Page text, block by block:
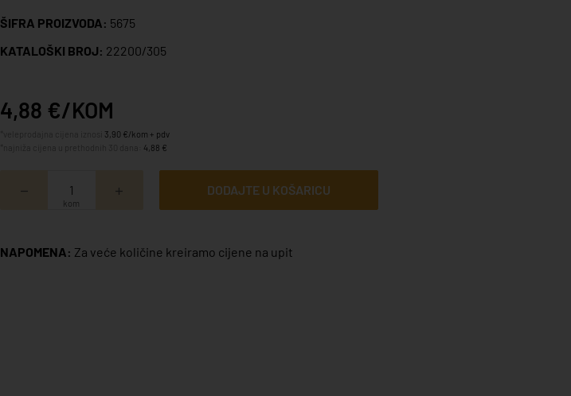
ŠIFRA PROIZVODA: 5675
KATALOŠKI BROJ: 22200/305
4,88 €/KOM
3,90 €/kom + pdv
4,88 €
kom
DODAJTE U KOŠARICU
NAPOMENA: Za veće količine kreiramo cijene na upit